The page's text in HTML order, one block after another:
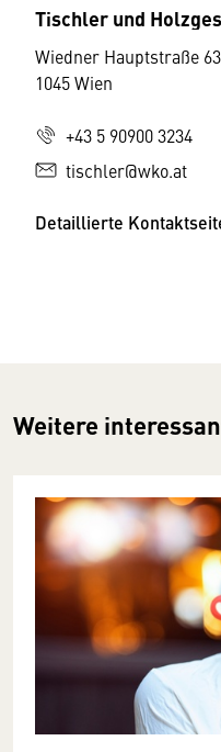
Tischler und
Wiedner Hauptstraße 63
1045 Wien
+43 5 90900 3234
tischler@wko.at
Detaillierte
Weitere